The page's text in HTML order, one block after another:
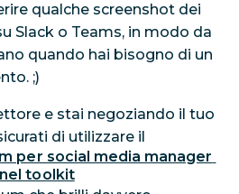
qualche screenshot dei
Slack o Teams, in modo da
quando hai bisogno di un
;)
e stai negoziando il tuo
di utilizzare il
per social media manager
nel toolkit